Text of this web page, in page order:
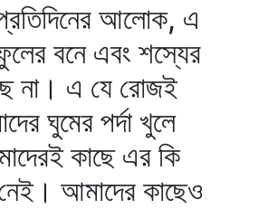
আলোক, এ
বনে এবং শস্যের
না। এ যে রোজই
ঘুমের পর্দা খুলে
কাছে এর কি
আমাদের কাছেও